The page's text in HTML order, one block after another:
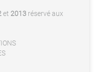
et 2013 réservé aux